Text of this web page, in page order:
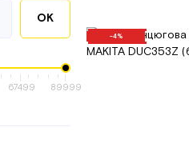
ОК
67499 89999
-4%